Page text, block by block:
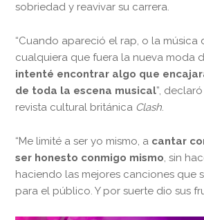
sobriedad y reavivar su carrera.
“Cuando apareció el rap, o la música
cualquiera que fuera la nueva moda
intenté encontrar algo que
de toda la escena musical”,
revista cultural británica Clash.
“Me limité a ser yo mismo, a cantar
ser honesto conmigo mismo, sin
haciendo las mejores canciones que
para el público. Y por suerte dio sus